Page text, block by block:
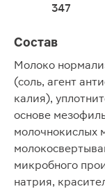
347
Состав
Молоко
(соль, агент
калия),
основе
молочнокислых
микробного
натрия,